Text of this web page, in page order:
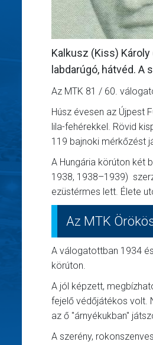
Kalkusz (Kiss)
labdarúgó, hátvéd.
Az MTK 81 / 60.
Húsz évesen az Újpest
lila-fehérekkel. Rövid
119
A Hungária körúton két
1938, 1938–1939)
ezüstérmes lett. Élete
Az MTK
A válogatottban 1934
körúton.
A jól képzett,
fejelő védőjátékos volt.
az ő "árnyékukban"
A szerény,